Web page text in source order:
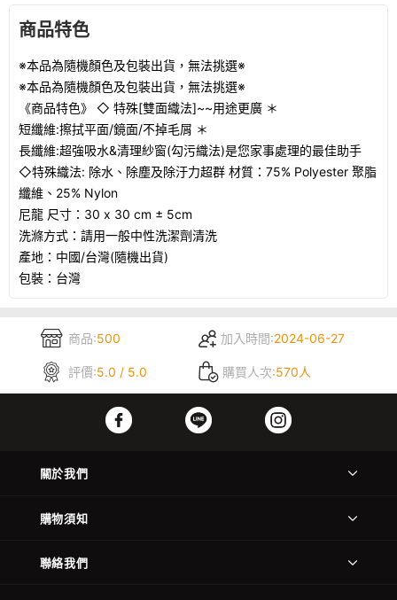
商品特色
※本品為隨機顏色及包裝出貨，無法挑選※
※本品為隨機顏色及包裝出貨，無法挑選※
《商品特色》 ◇ 特殊[雙面織法]~~用途更廣 ＊
短纖維:擦拭平面/鏡面/不掉毛屑 ＊
長纖維:超強吸水&清理紗窗(勾污織法)是您家事處理的最佳助手
◇特殊織法: 除水、除塵及除汙力超群 材質：75% Polyester 聚脂
纖維、25% Nylon
尼龍 尺寸：30 x 30 cm ± 5cm
洗滌方式：請用一般中性洗潔劑清洗
產地：中國/台灣(隨機出貨)
包裝：台灣
商品:500 加入時間:2024-06-27
評價:5.0 / 5.0 購買人次:570人
關於我們
購物須知
聯絡我們